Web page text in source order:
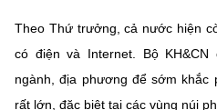
Theo Thứ trưởng, cả nước hiện
có điện và Internet. Bộ
ngành, địa phương để sớm
rất lớn, đặc biệt tại các vùng núi